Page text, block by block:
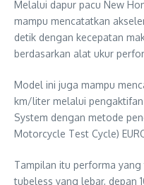
Melalui dapur pacu New
mampu mencatatkan
detik dengan kecepatan
berdasarkan alat ukur
Model ini juga mampu
km/liter melalui
System dengan metode
Motorcycle Test Cycle)
Tampilan itu performa
tubeless yang lebar, depan